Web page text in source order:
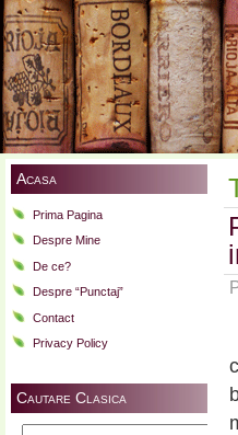
Acasa
Prima Pagina
Despre Mine
De ce?
Despre “Punctaj”
Contact
Privacy Policy
Cautare Clasica